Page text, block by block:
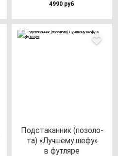
4990 руб
Под­ста­кан­ник (по­зо­ло­
та) «Луч­ше­му ше­фу»
в фут­ля­ре